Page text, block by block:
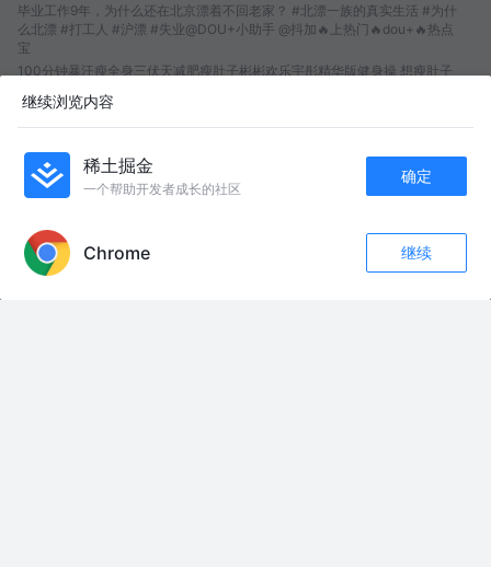
59
毕业工作9年，为什么还在北京漂着不回老家？ #北漂一族的真实生活 #为什
么北漂 #打工人 #沪漂 #失业@DOU+小助手 @抖加🔥上热门🔥dou+🔥热点
宝
100分钟暴汗瘦全身三伏天减肥瘦肚子彬彬欢乐宇彤精华版健身操 想瘦肚子
出/赘肉多/千万要跟练这个视频，每天坚持练一遍，三天肚子小一圈！#三伏
天减肥 #大肚腩变小蛮腰 #瘦肚子瘦腰 #腰腹训练 #瘦肚子最快的方法
《龙之谷：精灵王座》| 他拉满了弓，却空放了这一箭 有一种克制，是手握弓
箭，却不忍射向爱人。小鱼放空那一箭，是逆着人性的深爱。 #精灵王座 #小
鱼莉雅 #成年人的爱情 #国产动画电影 #抖音精选App次元季
视频在海外社交平台广泛传播，因建筑风格酷似电影《哈利・波特》中的霍
格沃茨魔法学校，欧洲网友：“中国就像另一个世界。这不禁让人思考在欧
洲，我们的领导人把该用在这里的钱拿去做了什么。”#中式文旅出圈海外 #
继续浏览内容
稀土掘金
一个帮助开发者成长的社区
确定
Chrome 继续